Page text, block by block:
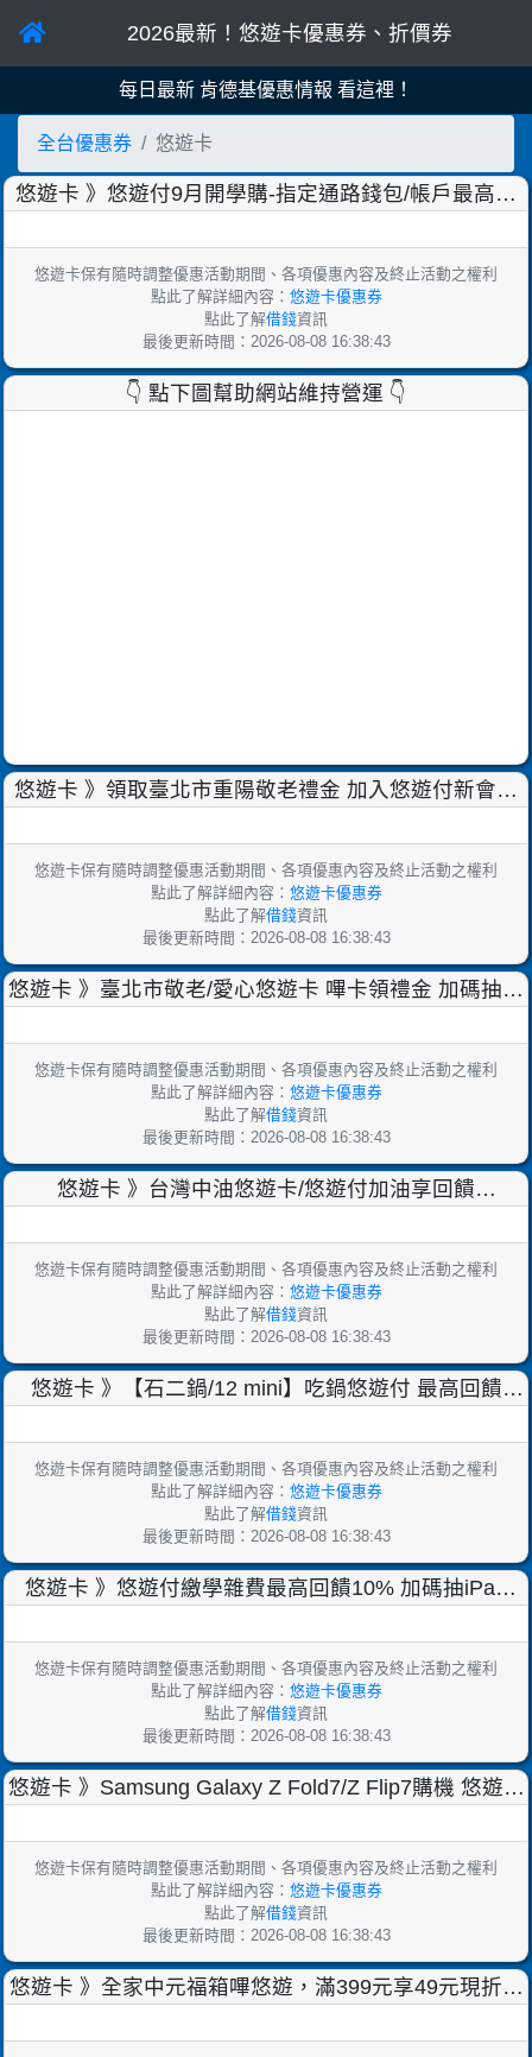
2026最新！悠遊卡優惠券、折價券
每日最新 拿坡里優惠情報 看這裡！
全台優惠券 悠遊卡
悠遊卡 》悠遊付9月開學購-指定通路錢包/帳戶最高回
悠遊卡保有隨時調整優惠活動期間、各項優惠內容及終止活動之權利
點此了解詳細內容： 悠遊卡優惠券
點此了解借錢資訊
最後更新時間：2026-08-08 16:38:43
👇 點下圖幫助網站維持營運 👇
悠遊卡 》領取臺北市重陽敬老禮金 加入悠遊付新會員
悠遊卡保有隨時調整優惠活動期間、各項優惠內容及終止活動之權利
點此了解詳細內容： 悠遊卡優惠券
點此了解借錢資訊
最後更新時間：2026-08-08 16:38:43
悠遊卡 》臺北市敬老/愛心悠遊卡 嗶卡領禮金 加碼抽現
悠遊卡保有隨時調整優惠活動期間、各項優惠內容及終止活動之權利
點此了解詳細內容： 悠遊卡優惠券
點此了解借錢資訊
最後更新時間：2026-08-08 16:38:43
悠遊卡 》台灣中油悠遊卡/悠遊付加油享回饋
悠遊卡保有隨時調整優惠活動期間、各項優惠內容及終止活動之權利
點此了解詳細內容： 悠遊卡優惠券
點此了解借錢資訊
最後更新時間：2026-08-08 16:38:43
悠遊卡 》【石二鍋/12 mini】吃鍋悠遊付 最高回饋
悠遊卡保有隨時調整優惠活動期間、各項優惠內容及終止活動之權利
點此了解詳細內容： 悠遊卡優惠券
點此了解借錢資訊
最後更新時間：2026-08-08 16:38:43
悠遊卡 》悠遊付繳學雜費最高回饋10% 加碼抽iPad
悠遊卡保有隨時調整優惠活動期間、各項優惠內容及終止活動之權利
點此了解詳細內容： 悠遊卡優惠券
點此了解借錢資訊
最後更新時間：2026-08-08 16:38:43
悠遊卡 》Samsung Galaxy Z Fold7/Z Flip7購機 悠遊卡
悠遊卡保有隨時調整優惠活動期間、各項優惠內容及終止活動之權利
點此了解詳細內容： 悠遊卡優惠券
點此了解借錢資訊
最後更新時間：2026-08-08 16:38:43
悠遊卡 》全家中元福箱嗶悠遊，滿399元享49元現折優